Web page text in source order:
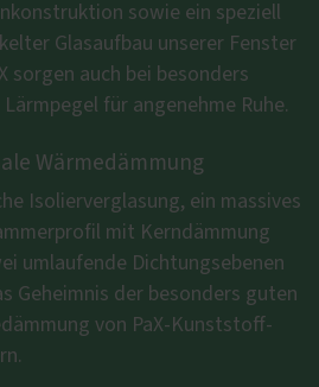
sowie ein speziell
Glasaufbau unserer Fenster
sorgen auch bei besonders
Lärmpegel für angenehme Ruhe.
Wärmedämmung
Isolierverglasung, ein massives
mit Kerndämmung
umlaufende Dichtungsebenen
Geheimnis der besonders guten
von PaX-Kunststoff-